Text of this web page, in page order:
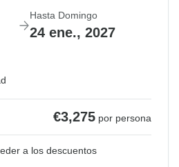
Hasta Domingo
24 ene., 2027
€3,275 por persona
a los descuentos